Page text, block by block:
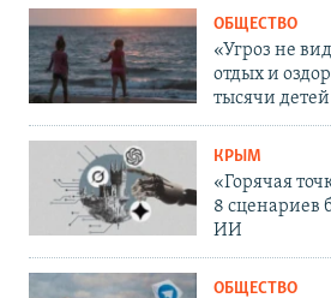
ОБЩЕСТВО
«Угроз не
отдых и
тысячи детей
КРЫМ
«Горячая
8 сценариев
ИИ
ОБЩЕСТВО